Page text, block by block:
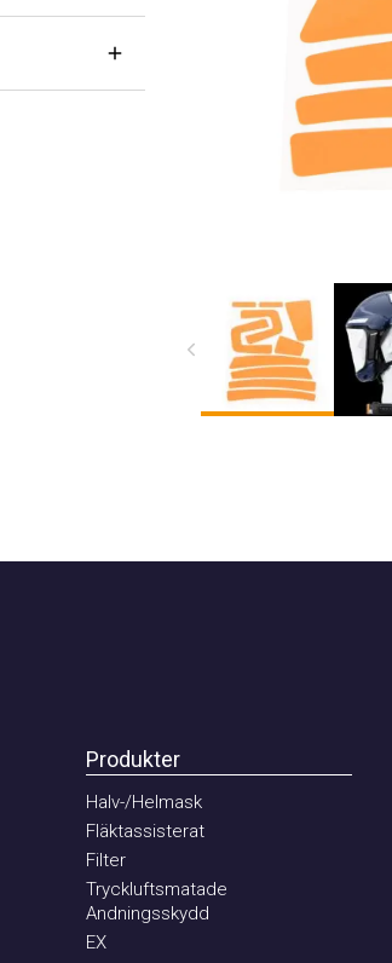
Produkter
Halv-/Helmask
Fläktassisterat
Filter
Tryckluftsmatade
Andningsskydd